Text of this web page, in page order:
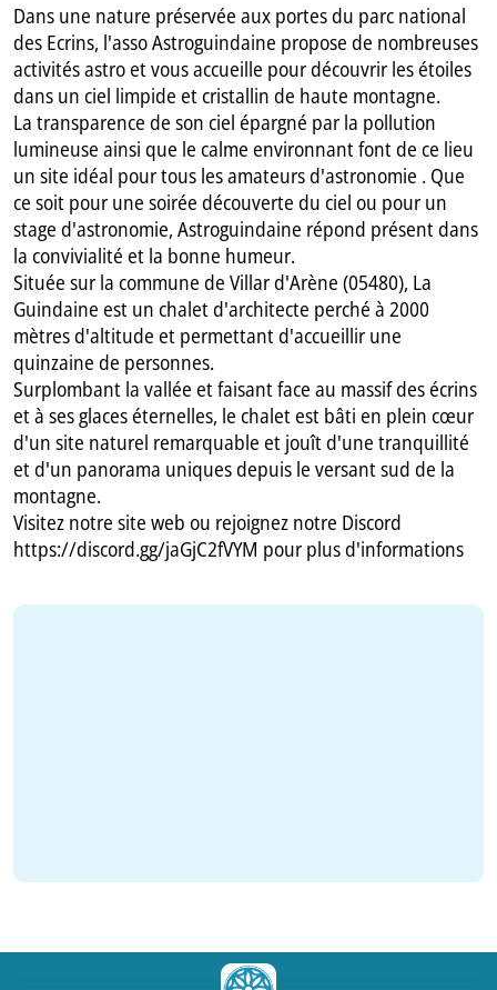
Dans une nature préservée aux portes du parc national
des Ecrins, l'asso Astroguindaine propose de nombreuses
activités astro et vous accueille pour découvrir les étoiles
dans un ciel limpide et cristallin de haute montagne.
La transparence de son ciel épargné par la pollution
lumineuse ainsi que le calme environnant font de ce lieu
un site idéal pour tous les amateurs d'astronomie . Que
ce soit pour une soirée découverte du ciel ou pour un
stage d'astronomie, Astroguindaine répond présent dans
la convivialité et la bonne humeur.
Située sur la commune de Villar d'Arène (05480), La
Guindaine est un chalet d'architecte perché à 2000
mètres d'altitude et permettant d'accueillir une
quinzaine de personnes.
Surplombant la vallée et faisant face au massif des écrins
et à ses glaces éternelles, le chalet est bâti en plein cœur
d'un site naturel remarquable et jouît d'une tranquillité
et d'un panorama uniques depuis le versant sud de la
montagne.
Visitez notre site web ou rejoignez notre Discord
https://discord.gg/jaGjC2fVYM pour plus d'informations